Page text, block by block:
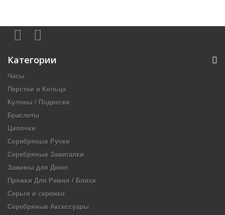
Категории
Часы
Перстни и Кольца
Кулоны / Подвески
Браслеты
Цепочки
Серебряные Ручки
Серебряные Зажигалки
Зажимы для Денег
Пряжки Для Ремня / Бляхи
Серьги и сережки
Серебряные Аксессуары